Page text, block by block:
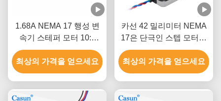
1.68A NEMA 17 행성 변
속기 스테퍼 모터 10:1
17HS15-1684S-HG10
최상의 가격을 얻으세요
카선 42 밀리미터 NEMA
17은 단극인 스텝 모터와
양극 스텝 모터에 기어를
넣었습니다
최상의 가격을 얻으세요